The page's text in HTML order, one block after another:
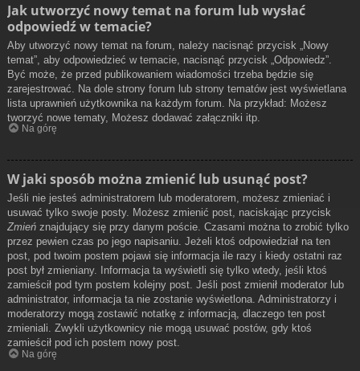
Jak utworzyć nowy temat na forum lub wysłać
odpowiedź w temacie?
Aby utworzyć nowy temat na forum, należy nacisnąć przycisk „Nowy
temat”, aby odpowiedzieć w temacie, nacisnąć przycisk „Odpowiedz”.
Być może, że przed publikowaniem wiadomości trzeba będzie się
zarejestrować. Na dole strony forum lub strony tematów jest wyświetlana
lista uprawnień użytkownika na każdym forum. Na przykład: Możesz
tworzyć nowe tematy, Możesz dodawać załączniki itp.
Na górę
W jaki sposób można zmienić lub usunąć post?
Jeśli nie jesteś administratorem lub moderatorem, możesz zmieniać i
usuwać tylko swoje posty. Możesz zmienić post, naciskając przycisk
Zmień znajdujący się przy danym poście. Czasami można to zrobić tylko
przez pewien czas po jego napisaniu. Jeżeli ktoś odpowiedział na ten
post, pod twoim postem pojawi się informacja ile razy i kiedy ostatni raz
post był zmieniany. Informacja ta wyświetli się tylko wtedy, jeśli ktoś
zamieścił pod tym postem kolejny post. Jeśli post zmienił moderator lub
administrator, informacja ta nie zostanie wyświetlona. Administratorzy i
moderatorzy mogą zostawić notatkę z informacją, dlaczego ten post
zmieniali. Zwykli użytkownicy nie mogą usuwać postów, gdy ktoś
zamieścił pod ich postem nowy post.
Na górę